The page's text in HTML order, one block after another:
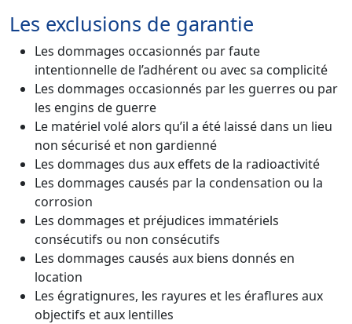
Les exclusions de garantie
Les dommages occasionnés par faute
intentionnelle de l’adhérent ou avec sa complicité
Les dommages occasionnés par les guerres ou par
les engins de guerre
Le matériel volé alors qu’il a été laissé dans un lieu
non sécurisé et non gardienné
Les dommages dus aux effets de la radioactivité
Les dommages causés par la condensation ou la
corrosion
Les dommages et préjudices immatériels
consécutifs ou non consécutifs
Les dommages causés aux biens donnés en
location
Les égratignures, les rayures et les éraflures aux
objectifs et aux lentilles